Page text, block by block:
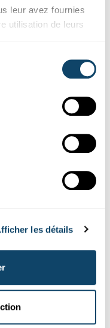
leur avez fournies
utilisation de leurs
les détails